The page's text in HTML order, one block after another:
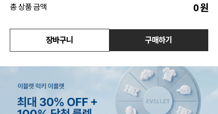
언더웨어/파자마
코디템
FIT ZOOM
총 상품 금액 0원
장바구니 구매하기